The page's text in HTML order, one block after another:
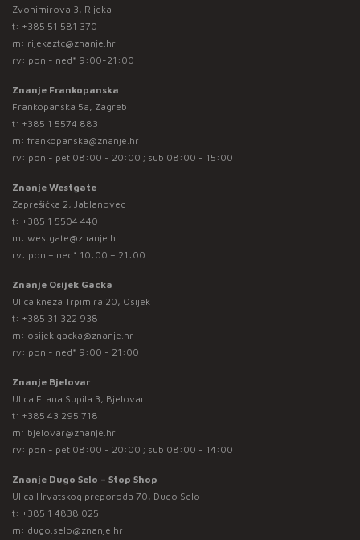
Zvonimirova 3, Rijeka
t: +385 51 581 370
m: rijekaztc@znanje.hr
rv: pon - ned* 9:00-21:00
Znanje Frankopanska
Frankopanska 5a, Zagreb
t: +385 1 5574 883
m: frankopanska@znanje.hr
rv: pon - pet 08:00 - 20:00 ; sub 08:00 - 15:00
Znanje Westgate
Zaprešićka 2, Jablanovec
t: +385 1 5504 440
m: westgate@znanje.hr
rv: pon – ned* 10:00 – 21:00
Znanje Osijek Gacka
Ulica kneza Trpimira 20, Osijek
t: +385 31 322 938
m: osijek.gacka@znanje.hr
rv: pon - ned* 9:00 - 21:00
Znanje Bjelovar
Ulica Frana Supila 3, Bjelovar
t: +385 43 295 718
m: bjelovar@znanje.hr
rv: pon - pet 08:00 - 20:00 ; sub 08:00 - 14:00
Znanje Dugo Selo – Stop Shop
Ulica Hrvatskog preporoda 70, Dugo Selo
t: +385 1 4838 025
m: dugo.selo@znanje.hr